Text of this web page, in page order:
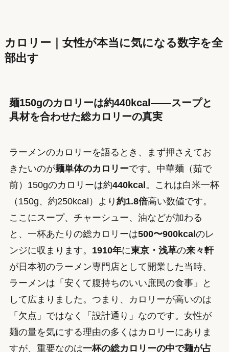
カロリー｜女性が本当に気になる数字を全
部出す
麺150gのカロリーは約440kcal——スープと
具材を合わせた総カロリーの真実
ラーメンのカロリーを語るとき、まず押さえてお
きたいのが麺単体のカロリーです。中華麺（茹で
前）150gのカロリーは約440kcal。これは白米一杯
（150g、約250kcal）より 約1.8倍高い数値です。
ここにスープ、チャーシュー、油などが加わる
と、一杯あたりの総カロリーは500〜900kcalのレ
ンジに収まります。 1910年に東京・浅草の来々軒
が日本初のラーメン専門店として開業した当時、
ラーメンは「安くて腹持ちのいい庶民の食事」と
して広まりました。つまり、カロリーが高いのは
「欠点」ではなく「設計通り」なのです。女性が
麺の量を気にする理由の多くはカロリーにありま
すが、重要なのは一杯の総カロリーの中で麺が占